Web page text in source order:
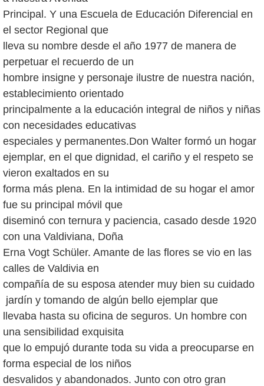
Principal. Y una Escuela de Educación Diferencial en
el sector Regional que
lleva su nombre desde el año 1977 de manera de
perpetuar el recuerdo de un
hombre insigne y personaje ilustre de nuestra nación,
establecimiento orientado
principalmente a la educación integral de niños y niñas
con necesidades educativas
especiales y permanentes.Don Walter formó un hogar
ejemplar, en el que dignidad, el cariño y el respeto se
vieron exaltados en su
forma más plena. En la intimidad de su hogar el amor
fue su principal móvil que
diseminó con ternura y paciencia, casado desde 1920
con una Valdiviana, Doña
Erna Vogt Schüler. Amante de las flores se vio en las
calles de Valdivia en
compañía de su esposa atender muy bien su cuidado
jardín y tomando de algún bello ejemplar que
llevaba hasta su oficina de seguros. Un hombre con
una sensibilidad exquisita
que lo empujó durante toda su vida a preocuparse en
forma especial de los niños
desvalidos y abandonados. Junto con otro gran